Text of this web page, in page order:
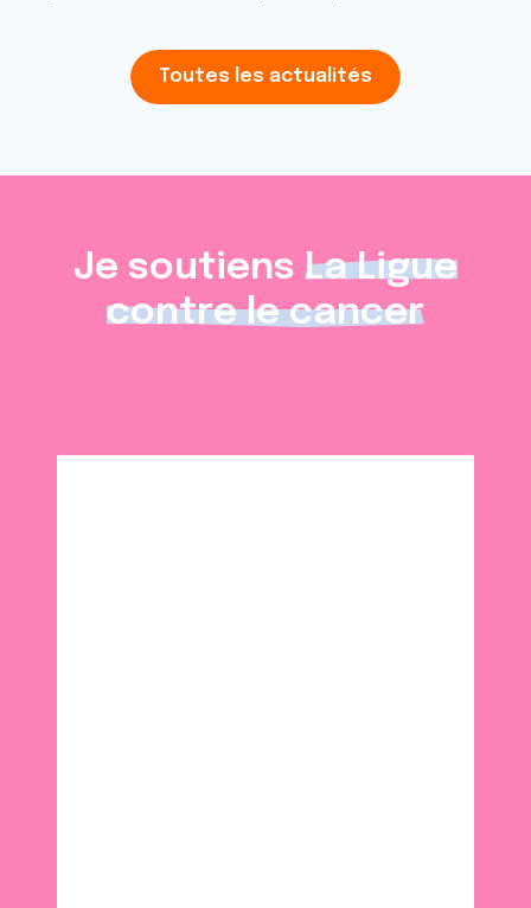
Toutes les actualités
Je soutiens La Ligue
contre le cancer